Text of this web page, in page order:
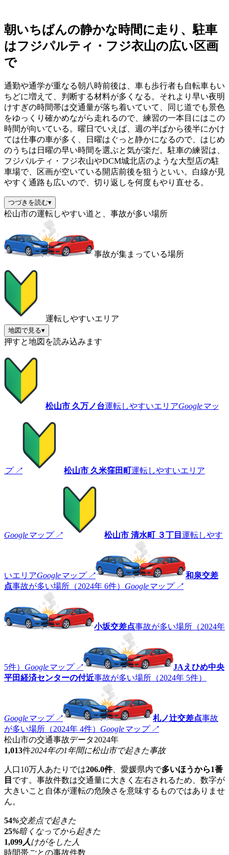
朝いちばんの静かな時間に走り、駐車
はフジパルティ・フジ衣山の広い区画
で
通勤や通学が重なる朝八時前後は、車も歩行者も自転車もい
ちどに増えて、判断する材料が多くなる。それより早い夜明
けすぎの時間帯は交通量が落ち着いていて、同じ道でも景色
をゆっくり確かめながら走れるので、練習の一本目にはこの
時間が向いている。曜日でいえば、週の半ばから後半にかけ
ては仕事の車が多く、日曜はぐっと静かになるので、はじめ
のうちは日曜の早い時間を選ぶと気が楽だ。駐車の練習は、
フジパルティ・フジ衣山やDCM城北店のような大型店の駐
車場で、区画が空いている開店前後を狙うといい。白線が見
やすく通路も広いので、切り返しを何度もやり直せる。
つづきを読む▾
松山市の運転しやすい道と、事故が多い場所
事故が集まっている場所
運転しやすいエリア
地図で見る▾
押すと地図を読み込みます
松山市 久万ノ台運転しやすいエリアGoogleマッ
プ ↗ 松山市 久米窪田町運転しやすいエリア
Googleマップ ↗ 松山市 清水町 ３丁目 運転しやす
いエリアGoogleマップ ↗
和泉交差
点事故が多い場所（2024年 6件） Googleマップ ↗
小坂交差点事故が多い場所（2024年
5件） Googleマップ ↗
JAえひめ中央
平田経済センターの付近事故が多い場所（2024年 5件）
Googleマップ ↗ 札ノ辻交差点事故
が多い場所（2024年 4件） Googleマップ ↗
松山市の交通事故データ2024年
1,013件2024年の1年間に松山市で起きた事故
人口10万人あたりでは206.0件、愛媛県内で多いほうから1番
目 です。事故件数は交通量に大きく左右されるため、数字が
大きいこと自体が運転の危険さを意味するものではありませ
ん。
54%交差点で起きた
25%暗くなってから起きた
1,099人けがをした人
時間帯ごとの事故件数